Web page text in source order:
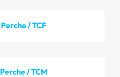
Perche / TCF
Perche / TCM